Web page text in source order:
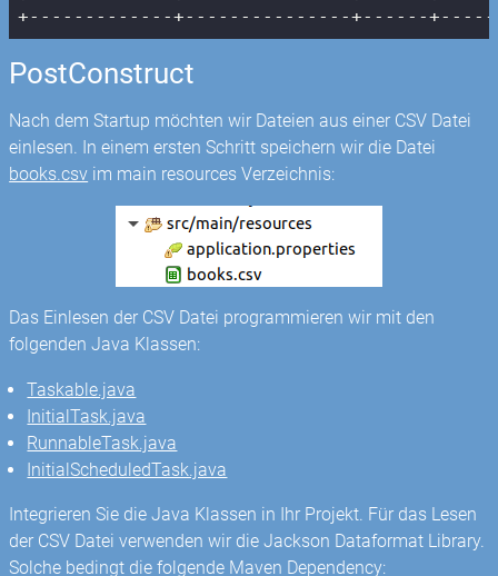
+-------------+---------------+------
PostConstruct
Nach dem Startup möchten wir Dateien aus einer CSV Datei
einlesen. In einem ersten Schritt speichern wir die Datei
books.csv im main resources Verzeichnis:
Das Einlesen der CSV Datei programmieren wir mit den
folgenden Java Klassen:
Taskable.java
InitialTask.java
RunnableTask.java
InitialScheduledTask.java
Integrieren Sie die Java Klassen in Ihr Projekt. Für das Lesen
der CSV Datei verwenden wir die Jackson Dataformat Library.
Solche bedingt die folgende Maven Dependency: